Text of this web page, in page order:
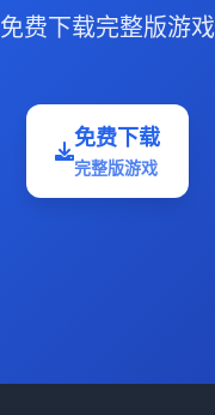
免费下载完整版游戏
免费下载
完整版游戏